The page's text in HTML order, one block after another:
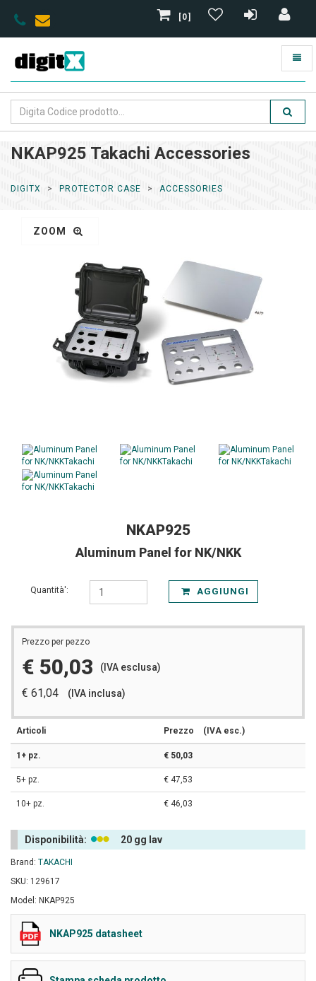
[0]
NKAP925 Takachi Accessories
DIGITX PROTECTOR CASE ACCESSORIES
ZOOM
NKAP925
Aluminum Panel for NK/NKK
Quantità': AGGIUNGI
Prezzo per pezzo
€ 50,03 (IVA esclusa)
€ 61,04 (IVA inclusa)
Articoli Prezzo (IVA esc.)
1+ pz. € 50,03
5+ pz. € 47,53
10+ pz. € 46,03
Disponibilità: 20 gg lav
Brand: TAKACHI
SKU: 129617
Model: NKAP925
NKAP925 datasheet